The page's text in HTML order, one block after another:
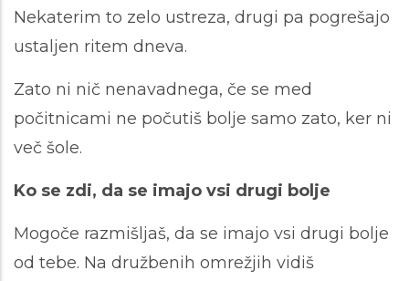
Nekaterim to zelo ustreza, drugi pa pogrešajo
ustaljen ritem dneva.
Zato ni nič nenavadnega, če se med
počitnicami ne počutiš bolje samo zato, ker ni
več šole.
Ko se zdi, da se imajo vsi drugi bolje
Mogoče razmišljaš, da se imajo vsi drugi bolje
od tebe. Na družbenih omrežjih vidiš